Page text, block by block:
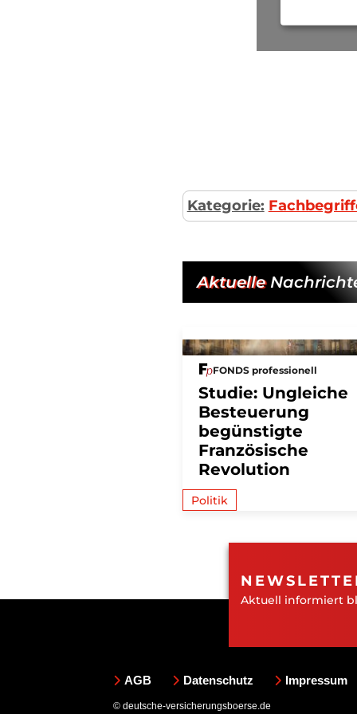
Kategorie:
Aktuelle
FONDS professionell
Studie: Ungleiche
Besteuerung
begünstigte
Französische
Revolution
Politik
Aktuell informiert
AGB Datenschutz Impressum
© deutsche-versicherungsboerse.de